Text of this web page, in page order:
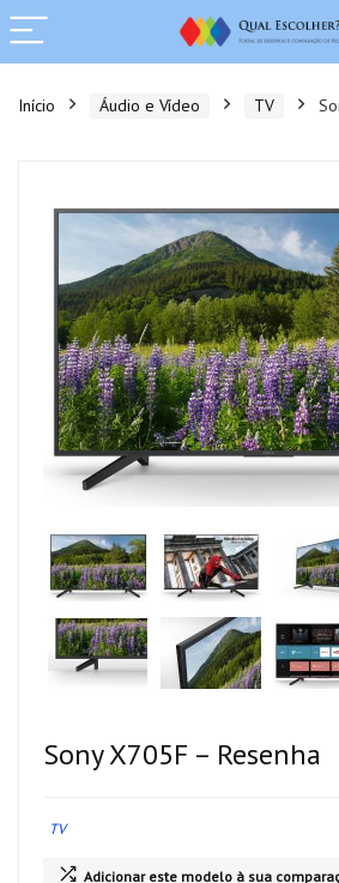
Início Áudio e Vídeo TV
Sony X705F – Resenha
TV
Adicionar este modelo à sua